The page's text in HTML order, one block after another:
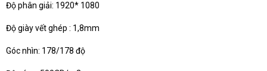
Độ phân giải: 1920* 1080
Độ giày vết ghép : 1,8mm
Góc nhìn: 178/178 độ